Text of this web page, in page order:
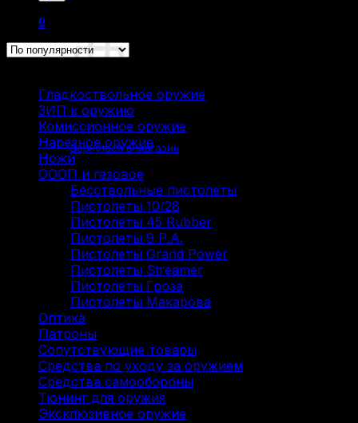
0
Корзина пуста.
Вернуться в магазин
Представлено 17 товаров
Гладкоствольное оружие
ЗИП к оружию
Комиссионное оружие
Нарезное оружие (115)
Ножи (9)
ОООП и газовое
Бесствольные пистолеты
Пистолеты 10/28
Пистолеты 45 Rubber
Пистолеты 9 Р.А.
Пистолеты Grand Power
Пистолеты Streamer
Пистолеты Гроза
Пистолеты Макарова
Оптика
Патроны
Сопутствующие товары
Средства по уходу за оружием
Средства самообороны
Тюнинг для оружия
Эксклюзивное оружие